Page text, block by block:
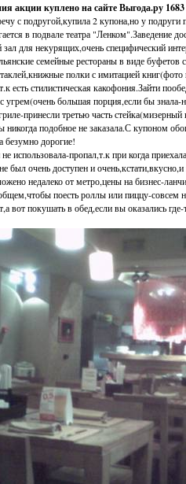
акции куплено на сайте Выгода.ру
с подругой,купила 2 купона,но у
в подвале театра "Ленком".Заведение
для некурящих,очень специфический
семейные рестораны в виде
полки с имитацией книг(фото
есть стилистическая какофония.Зайти
угрем(очень большая порция,если бы
принесли третью часть
никогда подобное не заказала.С купоном
безумно дорогие!
использовала-пропал,т.к при когда
был очень доступен и
недалеко от метро,цены на бизнес-
поесть роллы или пиццу-совсем
вот покушать в обед,если вы оказались